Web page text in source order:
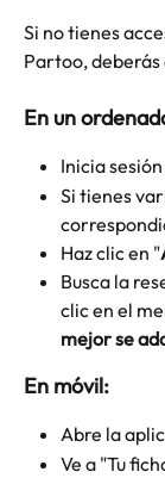
Si no tienes
Partoo,
En un
Inicia
Si tienes
Haz clic en "
Busca la
clic en el
mejor se
En móvil:
Abre la
Ve a "Tu